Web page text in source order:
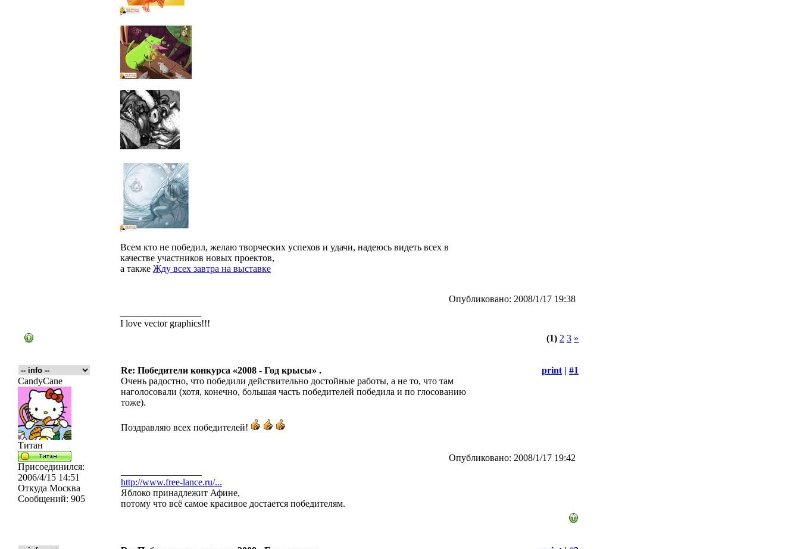
Всем кто не победил, желаю творческих успехов и удачи, надеюсь видеть всех в
качестве участников новых проектов,
а также Жду всех завтра на выставке
Опубликовано: 2008/1/17 19:38
I love vector graphics!!!
(1) 2 3 »
Re: Победители конкурса «2008 - Год крысы» . print | #1
CandyCane
Титан
Присоединился:
2006/4/15 14:51
Откуда Москва
Сообщений: 905
Очень радостно, что победили действительно достойные работы, а не то, что там
наголосовали (хотя, конечно, большая часть победителей победила и по глосованию
тоже).
Поздравляю всех победителей!
Опубликовано: 2008/1/17 19:42
http://www.free-lance.ru/...
Яблоко принадлежит Афине,
потому что всё самое красивое достается победителям.